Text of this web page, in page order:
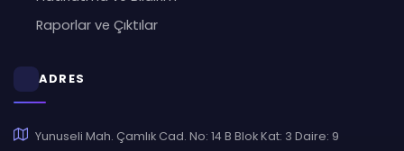
Raporlar ve Çıktılar
ADRES
Yunuseli Mah. Çamlık Cad. No: 14 B Blok Kat: 3 Daire: 9